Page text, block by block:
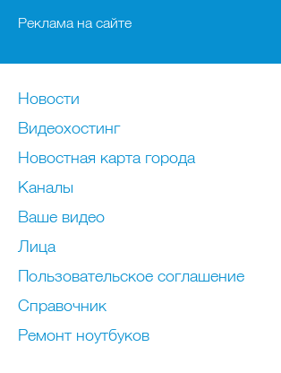
Реклама на сайте
Новости
Видеохостинг
Новостная карта города
Каналы
Ваше видео
Лица
Пользовательское соглашение
Справочник
Ремонт нoутбуков